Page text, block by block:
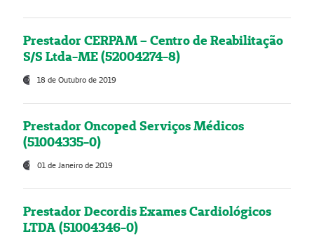
Prestador CERPAM – Centro de Reabilitação
S/S Ltda-ME (52004274-8)
18 de Outubro de 2019
Prestador Oncoped Serviços Médicos
(51004335-0)
01 de Janeiro de 2019
Prestador Decordis Exames Cardiológicos
LTDA (51004346-0)